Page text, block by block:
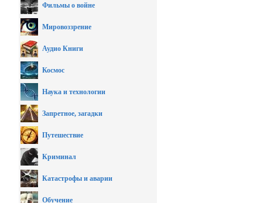
Фильмы о войне
Мировоззрение
Аудио Книги
Космос
Наука и технологии
Запретное, загадки
Путешествие
Криминал
Катастрофы и аварии
Обучение